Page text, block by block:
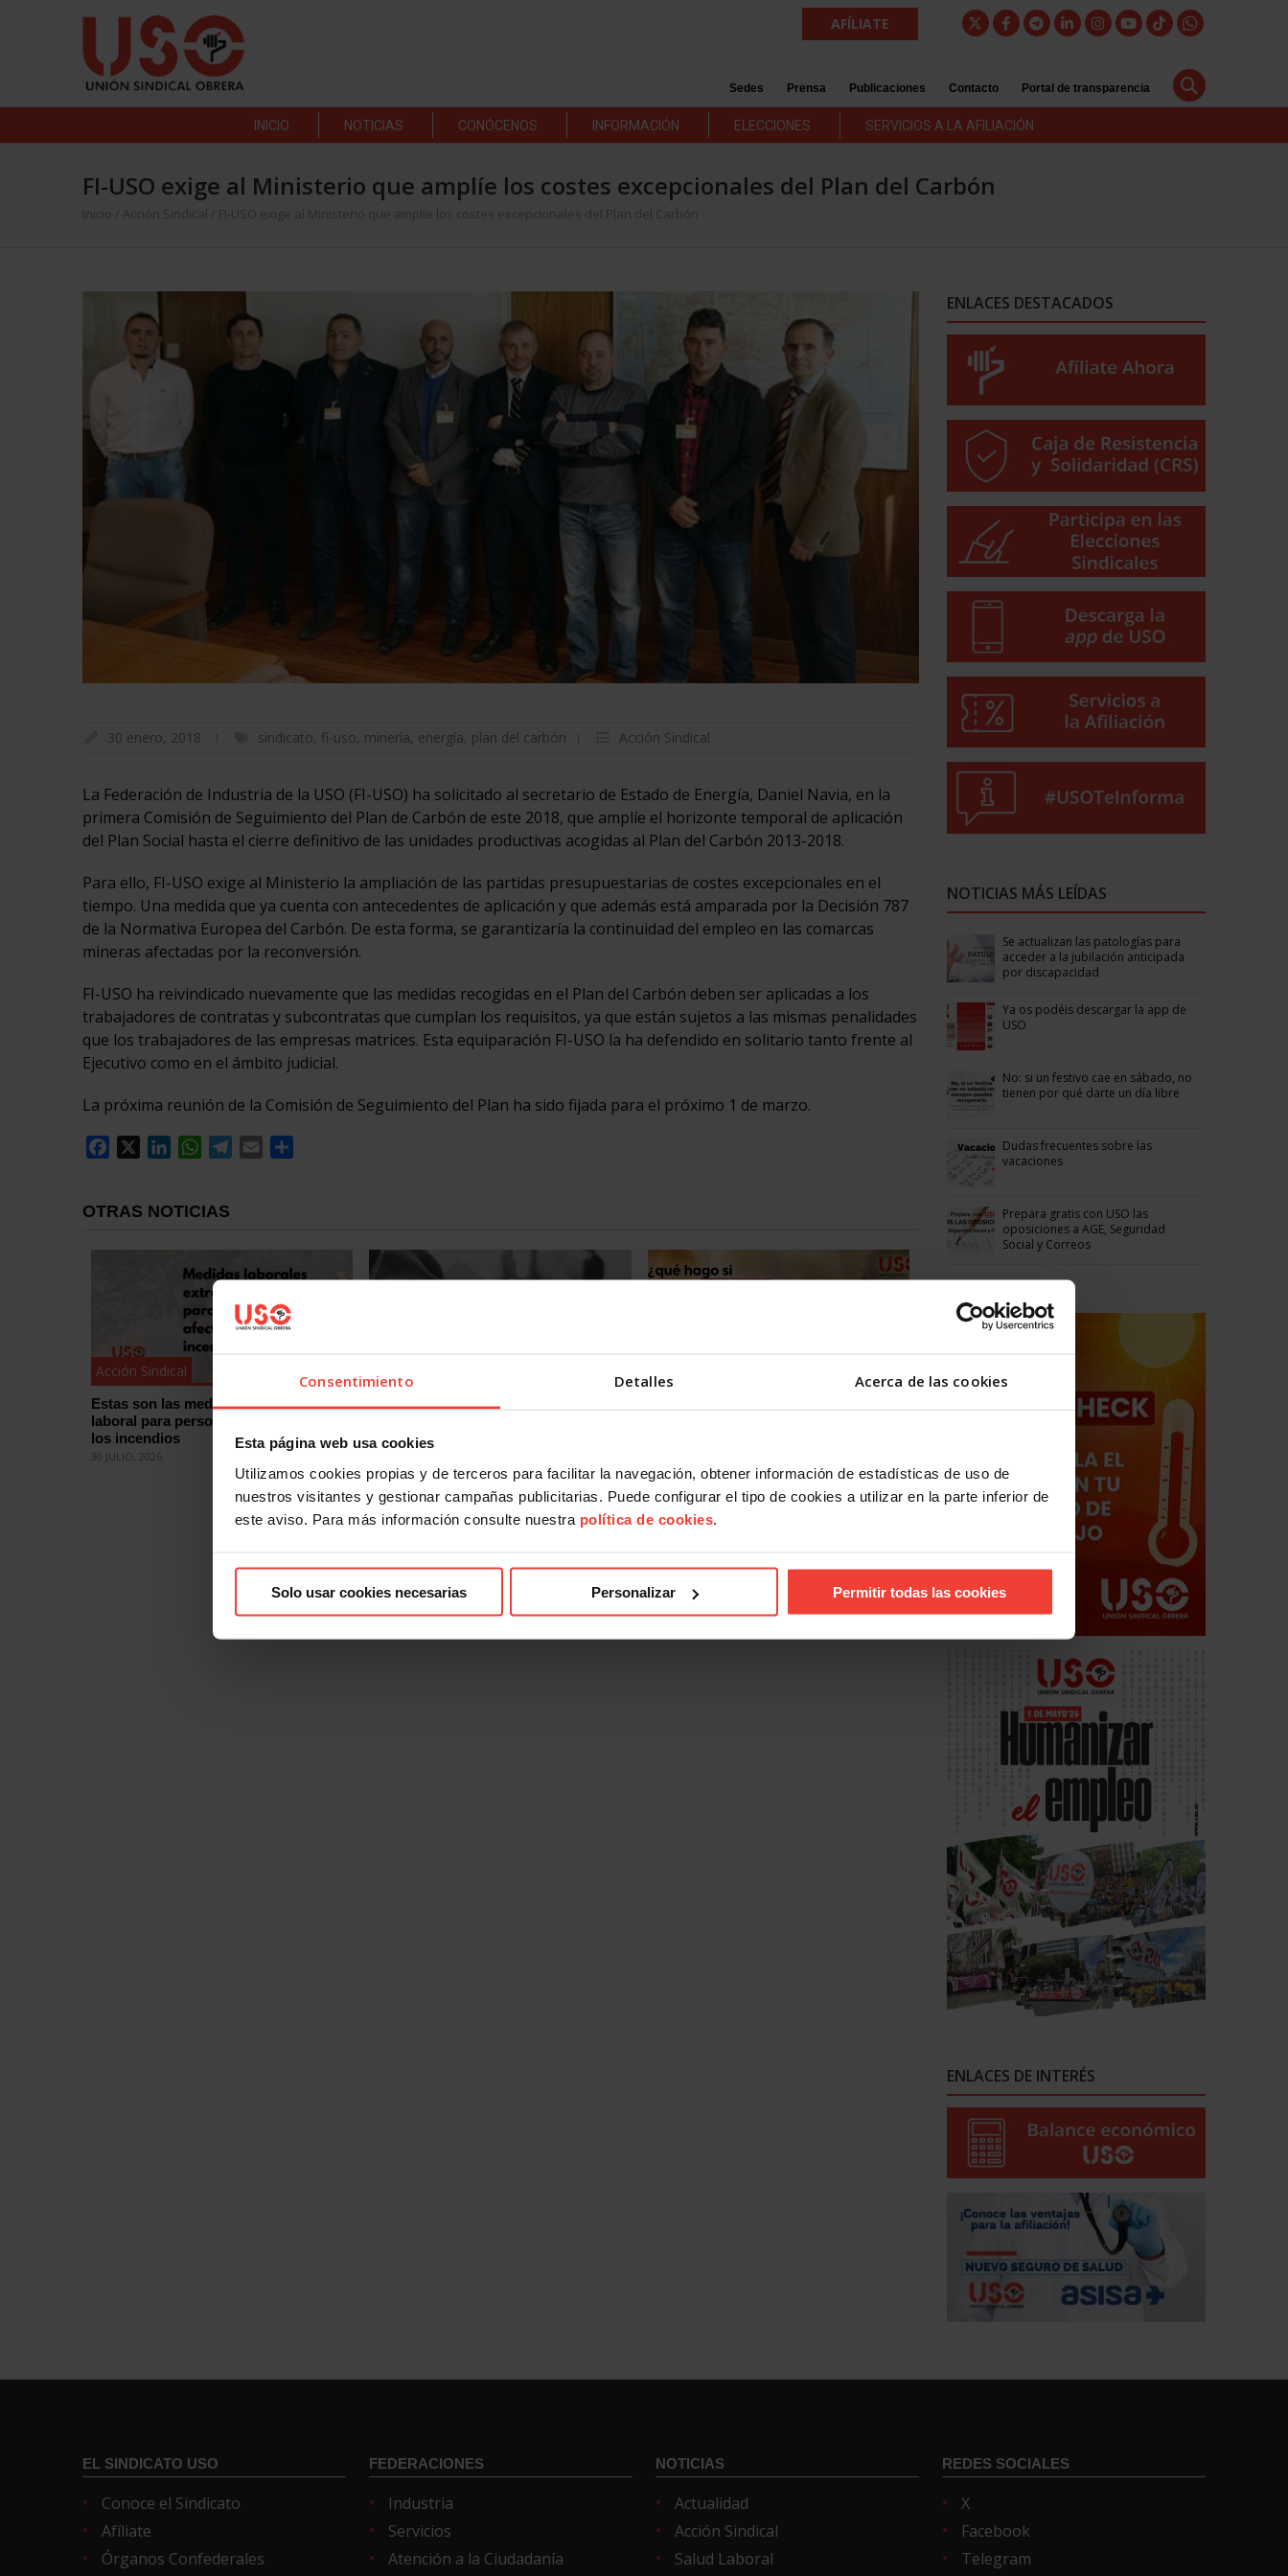
Consentimiento Detalles Acerca de las cookies
Esta página web usa cookies
Utilizamos cookies propias y de terceros para facilitar la navegación, obtener información de estadísticas de uso de
nuestros visitantes y gestionar campañas publicitarias. Puede configurar el tipo de cookies a utilizar en la parte inferior de
este aviso. Para más información consulte nuestra política de cookies.
Solo usar cookies necesarias Personalizar Permitir todas las cookies
AFÍLIATE
Sedes Prensa Publicaciones Contacto Portal de transparencia
INICIO NOTICIAS CONÓCENOS INFORMACIÓN ELECCIONES SERVICIOS A LA AFILIACIÓN
FI-USO exige al Ministerio que amplíe los costes excepcionales del Plan del Carbón
Inicio Acción Sindical FI-USO exige al Ministerio que amplíe los costes excepcionales del Plan del Carbón
30 enero, 2018 sindicato, fi-uso, minería, energía, plan del carbón Acción Sindical
La Federación de Industria de la USO (FI-USO) ha solicitado al secretario de Estado de Energía, Daniel Navia, en la
primera Comisión de Seguimiento del Plan de Carbón de este 2018, que amplíe el horizonte temporal de aplicación
del Plan Social hasta el cierre definitivo de las unidades productivas acogidas al Plan del Carbón 2013-2018.
Para ello, FI-USO exige al Ministerio la ampliación de las partidas presupuestarias de costes excepcionales en el
tiempo. Una medida que ya cuenta con antecedentes de aplicación y que además está amparada por la Decisión 787
de la Normativa Europea del Carbón. De esta forma, se garantizaría la continuidad del empleo en las comarcas
mineras afectadas por la reconversión.
FI-USO ha reivindicado nuevamente que las medidas recogidas en el Plan del Carbón deben ser aplicadas a los
trabajadores de contratas y subcontratas que cumplan los requisitos, ya que están sujetos a las mismas penalidades
que los trabajadores de las empresas matrices. Esta equiparación FI-USO la ha defendido en solitario tanto frente al
Ejecutivo como en el ámbito judicial.
La próxima reunión de la Comisión de Seguimiento del Plan ha sido fijada para el próximo 1 de marzo.
Facebook
LinkedInWhatsApp
Telegram
Email
OTRAS NOTICIAS
Acción Sindical
Estas son las medidas de protección
laboral para personas afectadas por
los incendios
30 JULIO, 2026
¿Quieres presentarte con USO a las
cómo
ENLACES DESTACADOS
NOTICIAS MÁS LEÍDAS
Se actualizan las patologías para
acceder a la jubilación anticipada
por discapacidad
Ya os podéis descargar la app de
USO
No: si un festivo cae en sábado, no
tienen por qué darte un día libre
Dudas frecuentes sobre las
vacaciones
Prepara gratis con USO las
oposiciones a AGE, Seguridad
Social y Correos
ENLACES DE INTERÉS
EL SINDICATO USO
Conoce el Sindicato
Afíliate
Órganos Confederales
FEDERACIONES
Industria
Servicios
Atención a la Ciudadanía
NOTICIAS
Actualidad
Acción Sindical
Salud Laboral
REDES SOCIALES
X
Facebook
Telegram